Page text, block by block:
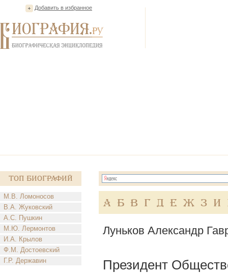
Добавить в избранное
Топ Биографий
М.В. Ломоносов
В.А. Жуковский
А.С. Пушкин
М.Ю. Лермонтов
И.А. Крылов
Ф.М. Достоевский
Г.Р. Державин
А Б В Г Д Е Ж З И
Луньков Александр
Президент